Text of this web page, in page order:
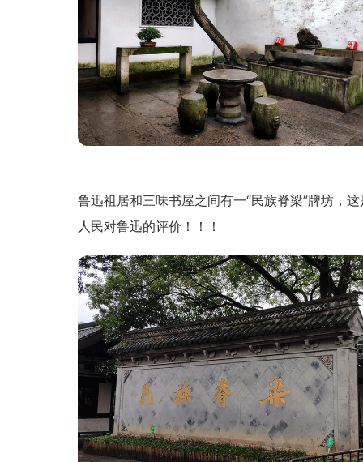
鲁迅祖居和三味书屋之间有一“民族脊梁”牌坊，这
人民对鲁迅的评价！！！